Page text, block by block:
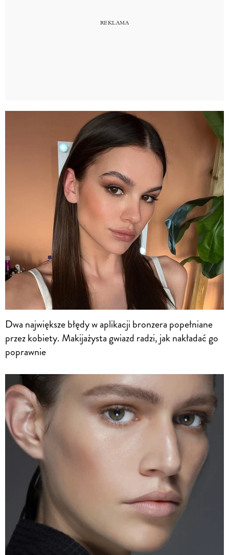
Dwa największe błędy w aplikacji bronzera popełniane
przez kobiety. Makijażysta gwiazd radzi, jak nakładać go
poprawnie